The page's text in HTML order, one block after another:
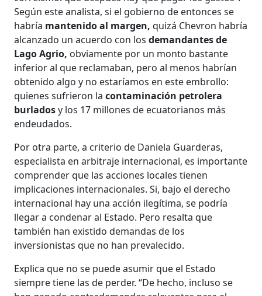
Según este analista, si el gobierno de entonces se
habría mantenido al margen, quizá Chevron habría
alcanzado un acuerdo con losdemandantes de
Lago Agrio, obviamente por un monto bastante
inferior al que reclamaban, pero al menos habrían
obtenido algo y no estaríamos en este embrollo:
quienes sufrieron lacontaminación petrolera
burladosy los 17 millones de ecuatorianos más
endeudados.
Por otra parte, a criterio de Daniela Guarderas,
especialista en arbitraje internacional, es importante
comprender que las acciones locales tienen
implicaciones internacionales. Si, bajo el derecho
internacional hay una acción ilegítima, se podría
llegar a condenar al Estado. Pero resalta que
también han existido demandas de los
inversionistas que no han prevalecido.
Explica que no se puede asumir que el Estado
siempre tiene las de perder. “De hecho, incluso se